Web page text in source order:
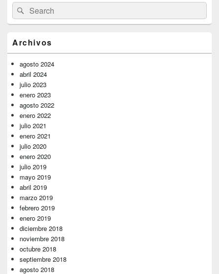
área
de
widget
lateral
primaria
Buscar
por:
Buscar
Archivos
agosto 2024
abril 2024
julio 2023
enero 2023
agosto 2022
enero 2022
julio 2021
enero 2021
julio 2020
enero 2020
julio 2019
mayo 2019
abril 2019
marzo 2019
febrero 2019
enero 2019
diciembre 2018
noviembre 2018
octubre 2018
septiembre 2018
agosto 2018